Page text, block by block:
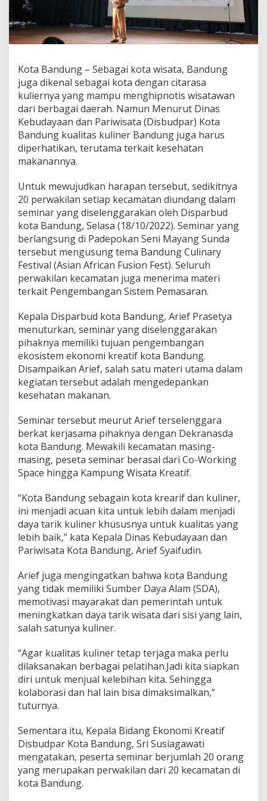
K
u
l
i
n
r
B
n
d
u
n
g
s
p
a
r
b
u
d
G
e
l
a
S
e
i
n
a
r
e
h
a
t
a
n
a
k
a
n
a
n
Kota Bandung – Sebagai kota wisata, Bandung
juga dikenal sebagai kota dengan citarasa
kuliernya yang mampu menghipnotis wisatawan
dari berbagai daerah. Namun Menurut Dinas
Kebudayaan dan Pariwisata (Disbudpar) Kota
Bandung kualitas kuliner Bandung juga harus
diperhatikan, terutama terkait kesehatan
makanannya.
Untuk mewujudkan harapan tersebut, sedikitnya
20 perwakilan setiap kecamatan diundang dalam
seminar yang diselenggarakan oleh Disparbud
kota Bandung, Selasa (18/10/2022). Seminar yang
berlangsung di Padepokan Seni Mayang Sunda
tersebut mengusung tema Bandung Culinary
Festival (Asian African Fusion Fest). Seluruh
perwakilan kecamatan juga menerima materi
terkait Pengembangan Sistem Pemasaran.
Kepala Disparbud kota Bandung, Arief Prasetya
menuturkan, seminar yang diselenggarakan
pihaknya memiliki tujuan pengembangan
ekosistem ekonomi kreatif kota Bandung.
Disampaikan Arief, salah satu materi utama dalam
kegiatan tersebut adalah mengedepankan
kesehatan makanan.
Seminar tersebut meurut Arief terselenggara
berkat kerjasama pihaknya dengan Dekranasda
kota Bandung. Mewakili kecamatan masing-
masing, peseta seminar berasal dari Co-Working
Space hingga Kampung Wisata Kreatif.
“Kota Bandung sebagain kota krearif dan kuliner,
ini menjadi acuan kita untuk lebih dalam menjadi
daya tarik kuliner khususnya untuk kualitas yang
lebih baik,” kata Kepala Dinas Kebudayaan dan
Pariwisata Kota Bandung, Arief Syaifudin.
Arief juga mengingatkan bahwa kota Bandung
yang tidak memiliki Sumber Daya Alam (SDA),
memotivasi mayarakat dan pemerintah untuk
meningkatkan daya tarik wisata dari sisi yang lain,
salah satunya kuliner.
“Agar kualitas kuliner tetap terjaga maka perlu
dilaksanakan berbagai pelatihan.Jadi kita siapkan
diri untuk menjual kelebihan kita. Sehingga
kolaborasi dan hal lain bisa dimaksimalkan,”
tuturnya.
Sementara itu, Kepala Bidang Ekonomi Kreatif
Disbudpar Kota Bandung, Sri Susiagawati
mengatakan, peserta seminar berjumlah 20 orang
yang merupakan perwakilan dari 20 kecamatan di
kota Bandung.